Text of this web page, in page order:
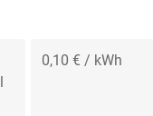
0,10 € / kWh